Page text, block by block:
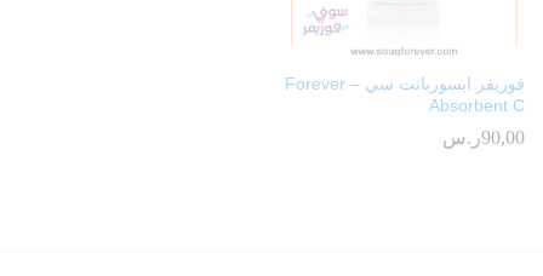
فوريفر ابسوربانت سي – Forever
Absorbent C
90,00ر.س